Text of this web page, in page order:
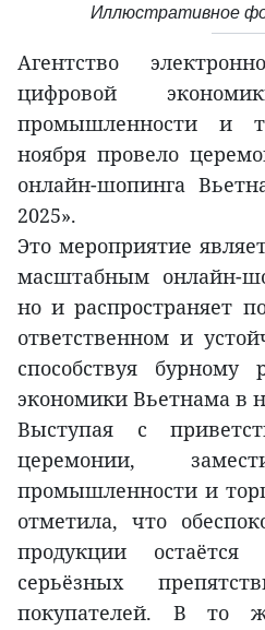
Иллюстративное
Агентство
цифровой
промышленности и
ноября провело
онлайн-шопинга
2025».
Это мероприятие
масштабным онлайн-
но и распространяет
ответственном и
способствуя бурному
экономики Вьетнама в
Выступая с
церемонии,
промышленности и
отметила, что
продукции
серьёзных
покупателей. В то